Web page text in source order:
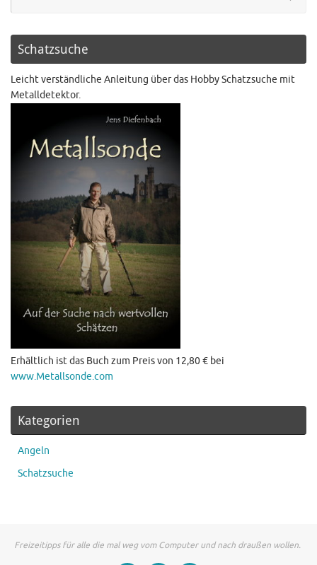
Schatzsuche
Leicht verständliche Anleitung über das Hobby Schatzsuche mit
Metalldetektor.
Erhältlich ist das Buch zum Preis von 12,80 € bei
www.Metallsonde.com
Kategorien
Angeln
Schatzsuche
Freizeitipps für alle die mal weg vom Computer und nach draußen wollen.